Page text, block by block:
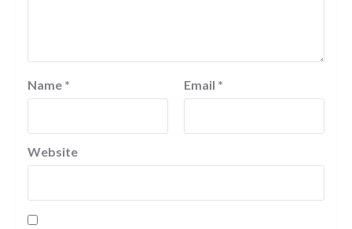
Name * Email *
Website